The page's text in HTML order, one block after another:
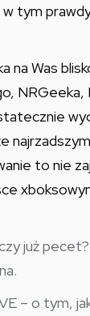
w tym
na Was
to nie
już
– o tym,